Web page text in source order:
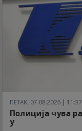
ПЕТАК, 07.08.2026 | 11:37
Полиција чува
у